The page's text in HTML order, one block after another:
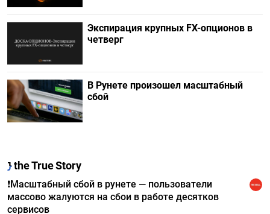
Экспирация крупных FX-опционов в
четверг
В Рунете произошел масштабный
сбой